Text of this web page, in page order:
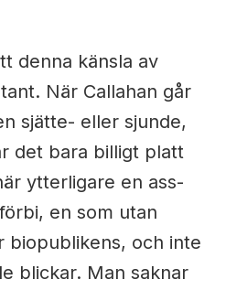
denna känsla av
När Callahan går
sjätte- eller sjunde,
det bara billigt platt
ytterligare en ass-
en som utan
biopublikens, och inte
blickar. Man saknar